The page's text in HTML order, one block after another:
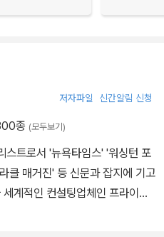
저자파일 신간알림 신청
종 (모두보기)
스트로서 '뉴욕타임스' '워싱턴 포
클 매거진' 등 신문과 잡지에 기고
계적인 컨설팅업체인 프라이스